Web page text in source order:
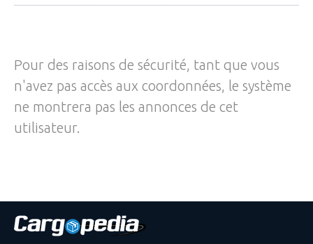
Pour des raisons de sécurité, tant que vous
n'avez pas accès aux coordonnées, le système
ne montrera pas les annonces de cet
utilisateur.